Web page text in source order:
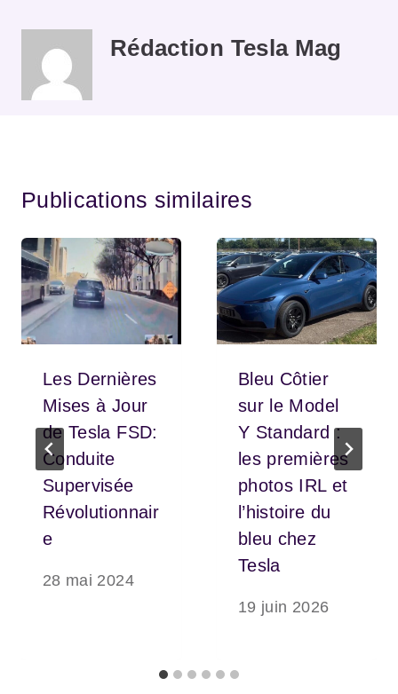
Rédaction Tesla Mag
Publications similaires
Les Dernières
Mises à Jour
de Tesla FSD:
Conduite
Supervisée
Révolutionnair
e
28 mai 2024
Bleu Côtier
sur le Model
Y Standard :
les premières
photos IRL et
l’histoire du
bleu chez
Tesla
19 juin 2026